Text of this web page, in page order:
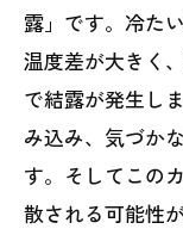
露」です。冷た
温度差が大きく
で結露が発生し
み込み、気づか
す。そしてこの
散される可能性